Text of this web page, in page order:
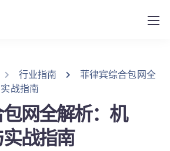
行业指南
菲律宾综合包网全
战指南
网全解析：机
战指南